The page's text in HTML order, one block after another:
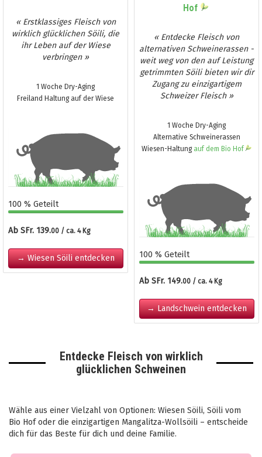
« Erstklassiges Fleisch von
wirklich glücklichen Söili, die
ihr Leben auf der Wiese
verbringen »
1 Woche Dry-Aging
Freiland Haltung auf der Wiese
100 % Geteilt
Ab SFr. 139.00 / ca. 4 Kg
→ Wiesen Söili entdecken
Hof
« Entdecke Fleisch von
alternativen Schweinerassen -
weit weg von den auf Leistung
getrimmten Söili bieten wir dir
Zugang zu einzigartigem
Schweizer Fleisch »
1 Woche Dry-Aging
Alternative Schweinerassen
Wiesen-Haltung auf dem Bio Hof
100 % Geteilt
Ab SFr. 149.00 / ca. 4 Kg
→ Landschwein entdecken
Entdecke Fleisch von wirklich
glücklichen Schweinen
Wähle aus einer Vielzahl von Optionen: Wiesen Söili, Söili vom
Bio Hof oder die einzigartigen Mangalitza-Wollsöili – entscheide
dich für das Beste für dich und deine Familie.